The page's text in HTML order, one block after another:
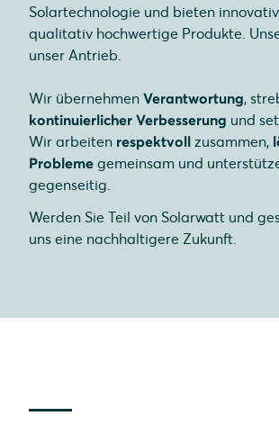
Solartechnologie und bieten
qualitativ hochwertige Produkte.
unser Antrieb.
Wir übernehmen Verantwortung,
kontinuierlicher Verbesserung und
Wir arbeiten respektvoll zusammen,
Probleme gemeinsam und
gegenseitig.
Werden Sie Teil von Solarwatt und
uns eine nachhaltigere Zukunft.